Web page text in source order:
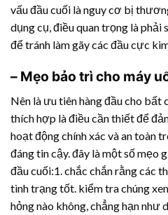
vấu đầu cuối là nguy cơ bị
dụng cụ, điều quan trọng là phải
để tránh làm gãy các đầu cực
– Mẹo bảo trì cho máy
Nên là ưu tiên hàng đầu cho bất
thích hợp là điều cần thiết để
hoạt động chính xác và an toàn
đáng tin cậy. đây là một số mẹo
đầu cuối:1. chắc chắn rằng các
tình trạng tốt. kiểm tra chúng
hỏng nào không, chẳng hạn như